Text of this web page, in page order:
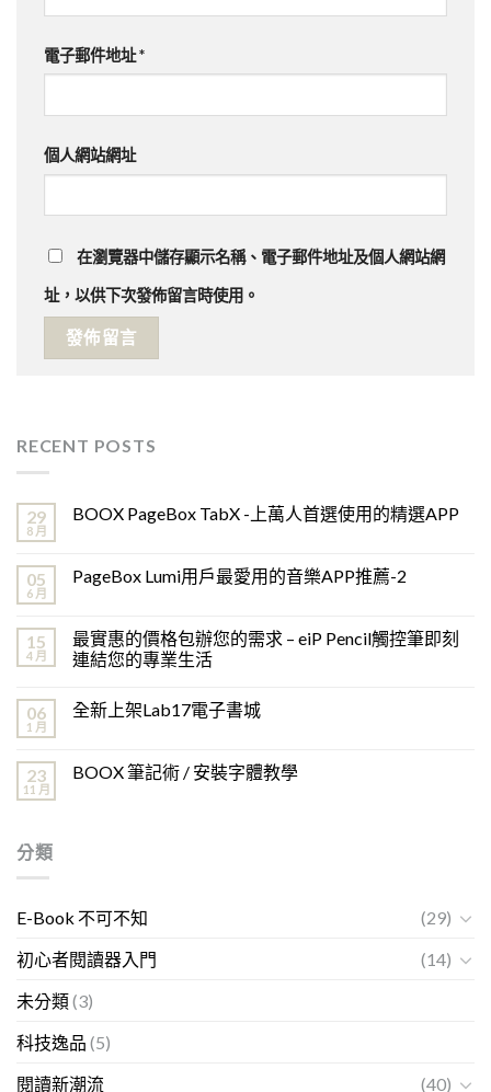
電子郵件地址*
個人網站網址
在瀏覽器中儲存顯示名稱、電子郵件地址及個人網站網
址，以供下次發佈留言時使用。
RECENT POSTS
29
8 月
BOOX PageBox TabX -上萬人首選使用的精選APP
05
6 月
PageBox Lumi用戶最愛用的音樂APP推薦-2
15
4 月
最實惠的價格包辦您的需求 – eiP Pencil觸控筆即刻
連結您的專業生活
06
1 月
全新上架Lab17電子書城
23
11 月
BOOX 筆記術 / 安裝字體教學
分類
E-Book 不可不知
(29)
初心者閱讀器入門
(14)
未分類(3)
科技逸品 (5)
閱讀新潮流
(40)